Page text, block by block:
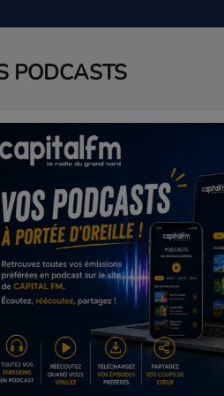
RADIO
Salé
PODCASTS